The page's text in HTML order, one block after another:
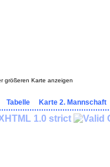
größeren Karte anzeigen
Tabelle Karte 2. Mannschaft